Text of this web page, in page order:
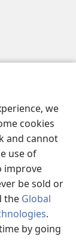
we
cookies
and cannot
use of
improve
be sold or
the Global
.
by going
of Pennsylvania.